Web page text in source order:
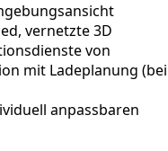
vernetzte 3D
von
mit Ladeplanung (bei
anpassbaren